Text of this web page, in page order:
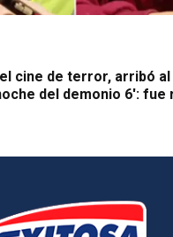
cine de terror, arribó
del demonio 6': fue